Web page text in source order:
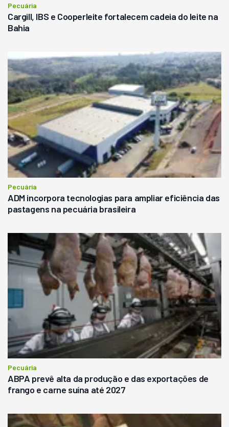
Pecuária
Cargill, IBS e Cooperleite fortalecem cadeia do leite na
Bahia
Pecuária
ADM incorpora tecnologias para ampliar eficiência das
pastagens na pecuária brasileira
Pecuária
ABPA prevê alta da produção e das exportações de
frango e carne suína até 2027